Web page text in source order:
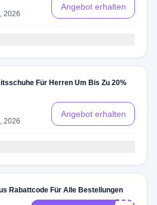
2026
Angebot erhalten
Für Herren Um Bis Zu 20%
2026
Angebot erhalten
Rabattcode Für Alle Bestellungen
-RAD-